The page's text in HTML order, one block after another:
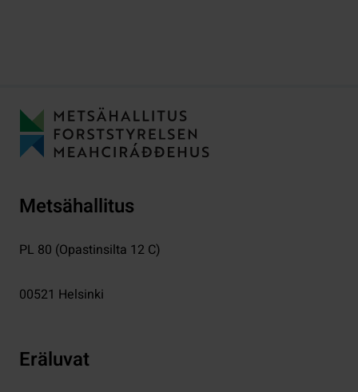
Metsähallitus
PL 80 (Opastinsilta 12 C)
00521 Helsinki
Eräluvat